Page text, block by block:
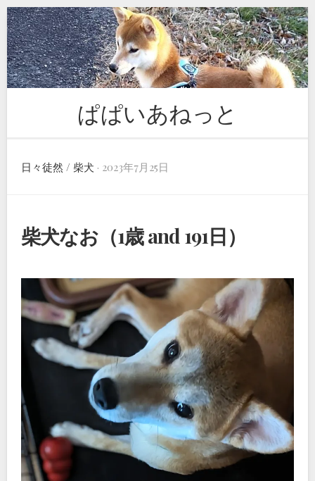
Skip
to
content
ぱぱいあねっと
日々徒然 / 柴犬 · 2023年7月25日
柴犬なお（1歳 and 191日）